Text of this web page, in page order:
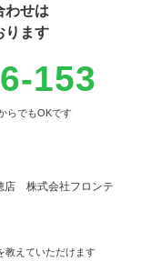
わせは
ります
153
らでもOKです
店 株式会社フロンテ
教えていただけます